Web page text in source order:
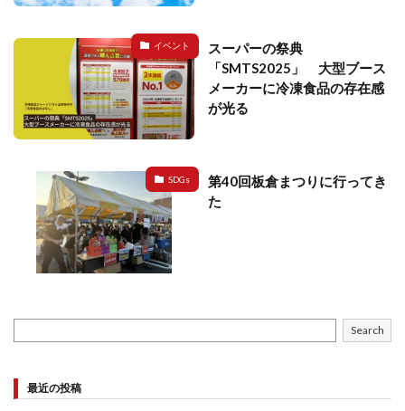
イベント
スーパーの祭典
「SMTS2025」 大型ブース
メーカーに冷凍食品の存在感
が光る
SDGs
第40回板倉まつりに行ってき
た
Search
最近の投稿